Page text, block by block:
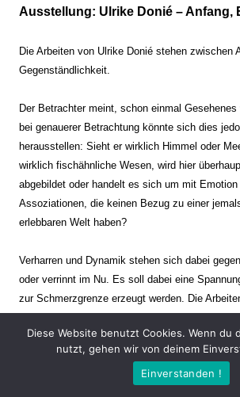
Ausstellung: Ulrike Donié – Anfang,
Die Arbeiten von Ulrike Donié stehen zwischen
Gegenständlichkeit.
Der Betrachter meint, schon einmal Gesehenes
bei genauerer Betrachtung könnte sich dies
herausstellen: Sieht er wirklich Himmel oder
wirklich fischähnliche Wesen, wird hier
abgebildet oder handelt es sich um mit Emotion
Assoziationen, die keinen Bezug zu einer
erlebbaren Welt haben?
Verharren und Dynamik stehen sich dabei
oder verrinnt im Nu. Es soll dabei eine
zur Schmerzgrenze erzeugt werden. Die
eine friedliche Szenerie einer mit seltsamen
anderen Welt vor sich hat oder ob sich im
Abgrund öffnet und er mit allem anderen in einen
Diese Website benutzt Cookies. Wenn du
nutzt, gehen wir von deinem
Einverstanden !